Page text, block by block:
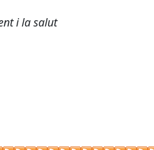
i la salut